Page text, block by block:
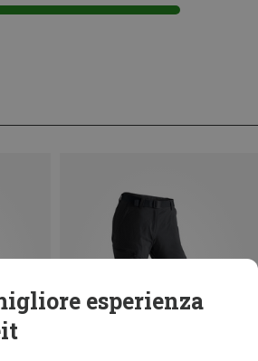
esperienza